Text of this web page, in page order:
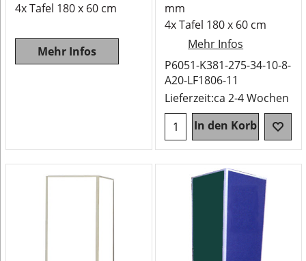
4x Tafel 180 x 60 cm
Mehr Infos
mm
4x Tafel 180 x 60 cm
Mehr Infos
P6051-K381-275-34-10-8-
A20-LF1806-11
Lieferzeit:ca 2-4 Wochen
In den Korb